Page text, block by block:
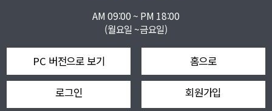
AM 09:00 ~ PM 18:00
(월요일 ~금요일)
PC 버전으로 보기 홈으로
로그인 회원가입